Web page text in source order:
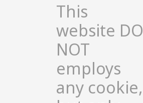
This
website DO
NOT
employs
any cookie,